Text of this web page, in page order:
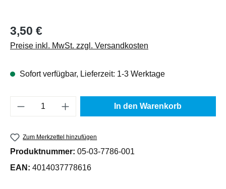
Regulärer Preis:
3,50 €
Preise inkl. MwSt. zzgl. Versandkosten
Sofort verfügbar, Lieferzeit: 1-3 Werktage
Produkt Anzahl: Gib den gewünschten
In den Warenkorb
Zum Merkzettel hinzufügen
Produktnummer: 05-03-7786-001
EAN: 4014037778616